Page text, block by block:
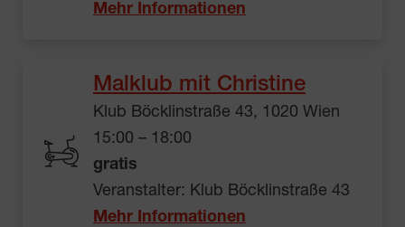
Mehr Informationen
Malklub mit Christine
Klub Böcklinstraße 43, 1020 Wien
15:00 – 18:00
gratis
Veranstalter: Klub Böcklinstraße 43
Mehr Informationen